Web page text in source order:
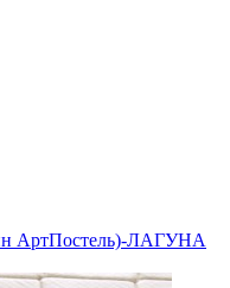
ЛАГУНА